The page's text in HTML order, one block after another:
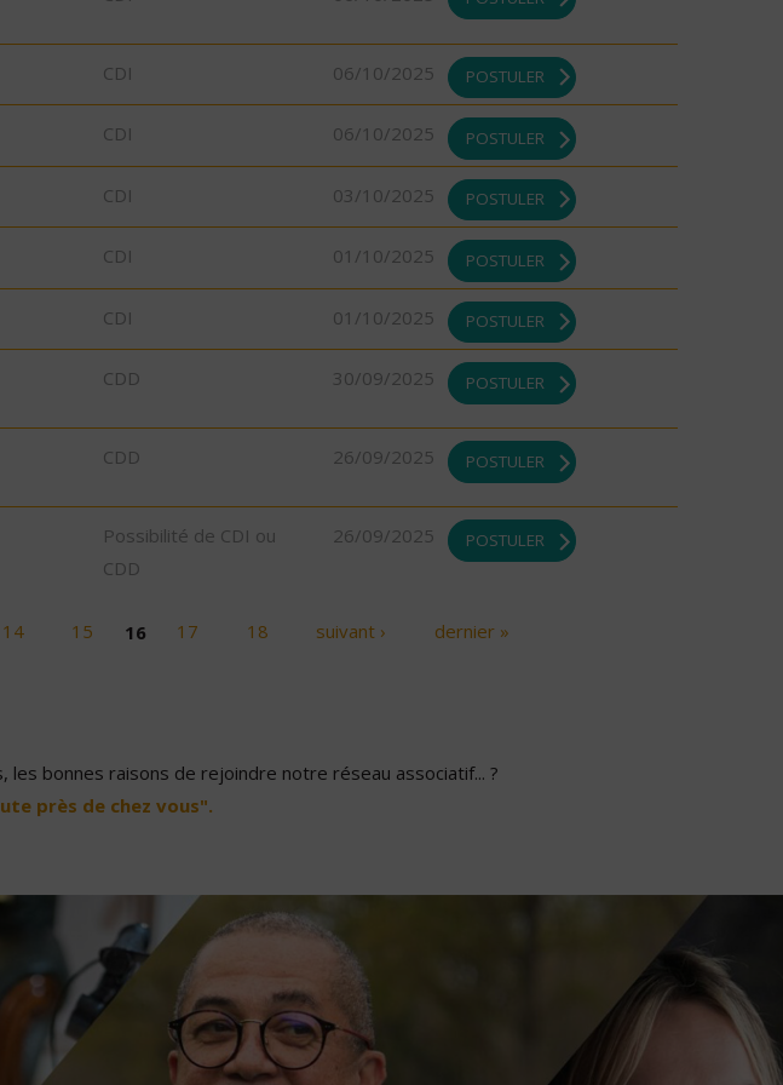
CDI 06/10/2025 POSTULER
CDI 06/10/2025 POSTULER
CDI 03/10/2025 POSTULER
CDI 01/10/2025 POSTULER
CDI 01/10/2025 POSTULER
CDD 30/09/2025 POSTULER
CDD 26/09/2025 POSTULER
Possibilité de CDI ou
CDD
26/09/2025 POSTULER
14 15 16 17 18 suivant › dernier »
bonnes raisons de rejoindre notre réseau associatif... ?
près de chez vous".